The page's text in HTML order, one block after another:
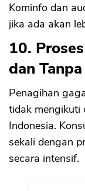
Kominfo dan
jika ada akan
10.
dan
Penagihan
tidak mengikuti
Indonesia.
sekali dengan
secara intensif.